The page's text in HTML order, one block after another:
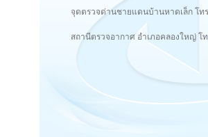
จุดตรวจด่านชายแดนบ้านหาดเล็ก โท
สถานีตรวจอากาศ อำเภอคลองใหญ่ โ